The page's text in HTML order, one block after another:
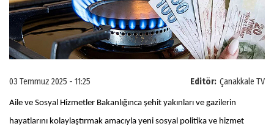
Editör: Çanakkale TV
03 Temmuz 2025 - 11:25
Aile ve Sosyal Hizmetler Bakanlığınca şehit yakınları ve gazilerin
hayatlarını kolaylaştırmak amacıyla yeni sosyal politika ve hizmet